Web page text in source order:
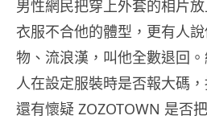
男性網民把穿上外套的相片
衣服不合他的體型，更有人
物、流浪漢，叫他全數退回
人在設定服裝時是否報大碼
還有懷疑 ZOZOTOWN 是否